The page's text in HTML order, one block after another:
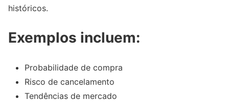
históricos.
Exemplos incluem:
Probabilidade de compra
Risco de cancelamento
Tendências de mercado